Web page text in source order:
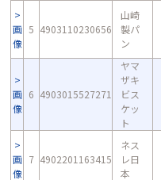
画
像
5 4903110230656
山崎
製パ
ン
画
像
6 4903015527271
ヤマ
ザキ
ビス
ケッ
ト
画
像
7 4902201163415
ネス
レ日
本